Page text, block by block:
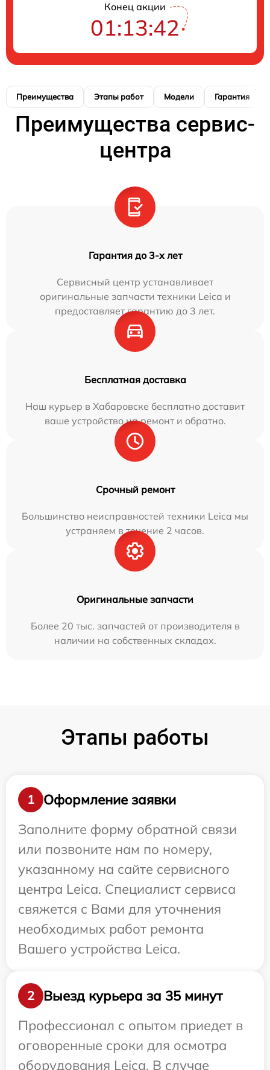
Конец акции
01:13:41
Преимущества Этапы работ Модели Гарантия
Преимущества сервис-
центра
Гарантия до 3-х лет
Сервисный центр устанавливает
оригинальные запчасти техники Leica и
предоставляет гарантию до 3 лет.
Бесплатная доставка
Наш курьер в Хабаровске бесплатно доставит
ваше устройство на ремонт и обратно.
Срочный ремонт
Большинство неисправностей техники Leica мы
устраняем в течение 2 часов.
Оригинальные запчасти
Более 20 тыс. запчастей от производителя в
наличии на собственных складах.
Этапы работы
1
Оформление заявки
Заполните форму обратной связи
или позвоните нам по номеру,
указанному на сайте сервисного
центра Leica. Специалист сервиса
свяжется с Вами для уточнения
необходимых работ ремонта
Вашего устройства Leica.
2
Выезд курьера за 35 минут
Профессионал с опытом приедет в
оговоренные сроки для осмотра
оборудования Leica. В случае